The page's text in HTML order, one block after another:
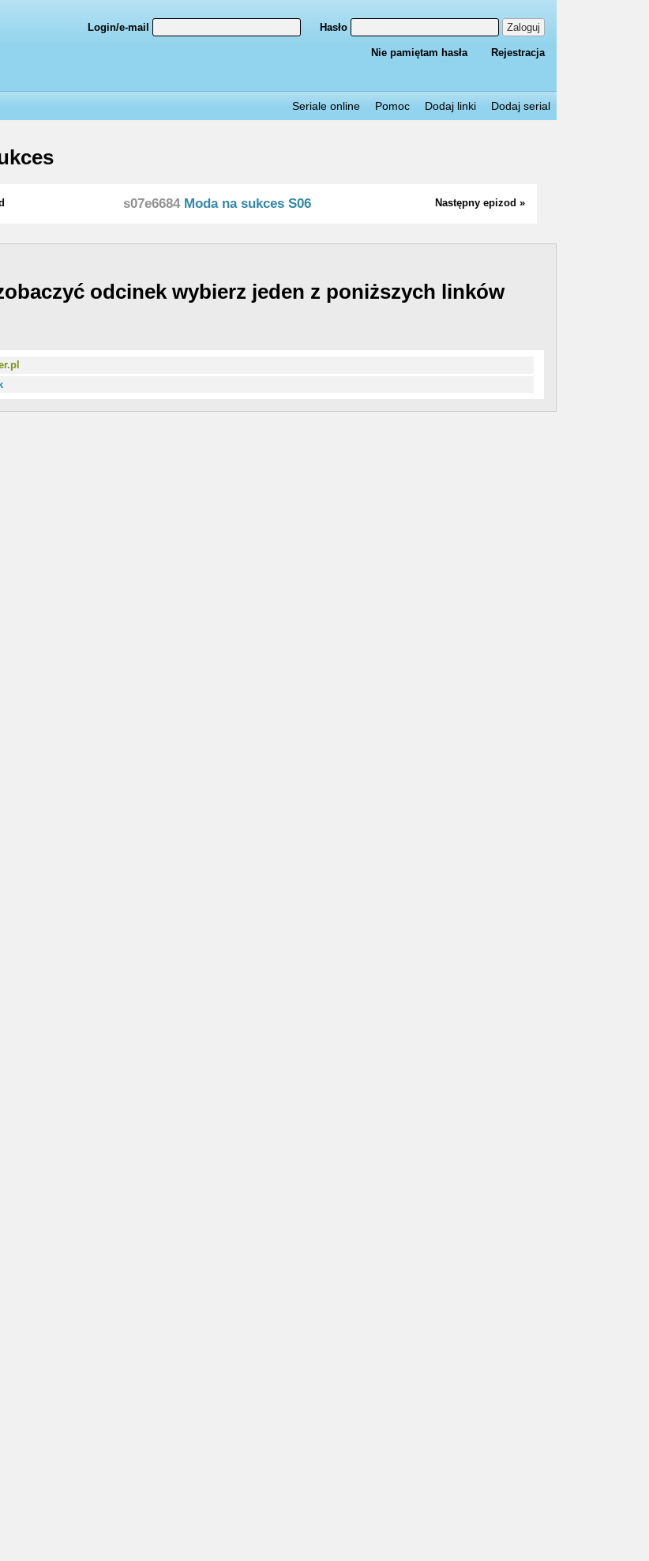
Login/e-mail Hasło Zaloguj
Nie pamiętam hasła Rejestracja
Seriale online Pomoc Dodaj linki Dodaj serial
Następny epizod »
s07e6684Moda na sukces S06
odcinek wybierz jeden z poniższych linków